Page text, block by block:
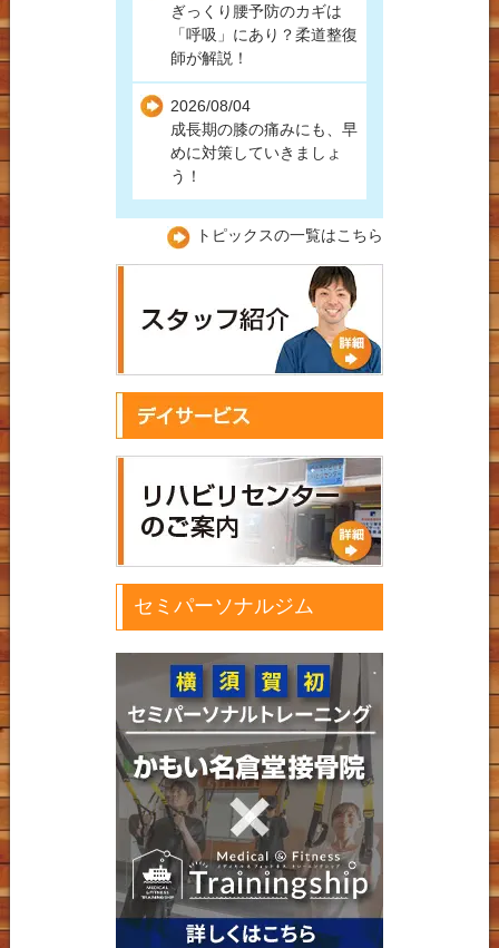
労災保険での受診につい
て
ぎっくり腰予防のカギは
「呼吸」にあり？柔道整復
師が解説！
2026/08/04
成長期の膝の痛みにも、早
めに対策していきましょ
う！
トピックスの一覧はこちら
セミパーソナルジム